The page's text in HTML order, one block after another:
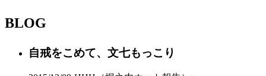
BLOG
自戒をこめて、文七もっこり